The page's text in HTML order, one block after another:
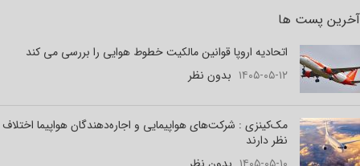
آخرین پست ها
اتحادیه اروپا قوانین مالکیت خطوط هوایی را بررسی می کند
۱۴۰۵-۰۵-۱۲ بدون نظر
مک‌کینزی : شرکت‌های هواپیمایی و اجاره‌دهندگان هواپیما اختلاف
نظر دارند